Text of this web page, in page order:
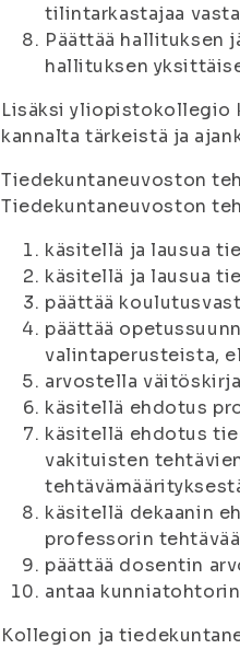
tilintarkastajaa
Päättää hallituksen
hallituksen
Lisäksi yliopistokollegio
kannalta tärkeistä ja
Tiedekuntaneuvoston
Tiedekuntaneuvoston
käsitellä ja lausua
käsitellä ja lausua
päättää
päättää
valintaperusteista,
arvostella
käsitellä ehdotus
käsitellä ehdotus
vakituisten
käsitellä dekaanin
professorin
päättää dosentin
antaa
Kollegion ja